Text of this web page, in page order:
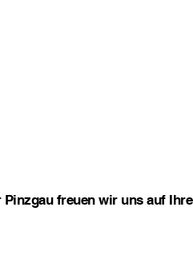
freuen wir uns auf Ihre